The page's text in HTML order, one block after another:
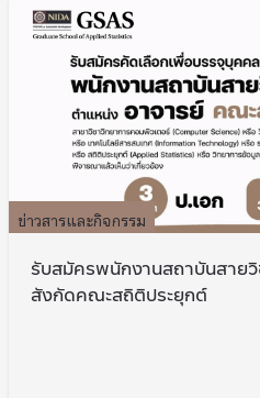
ข่าวสารและกิจกรรม
รับสมัครพนักงานสถาบันสาย
สังกัดคณะสถิติประยุกต์